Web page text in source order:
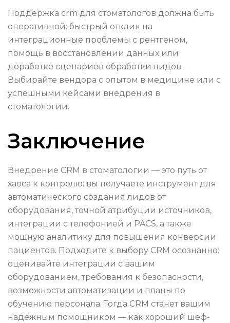
Поддержка crm для стоматологов должна быть
оперативной: быстрый отклик на
интеграционные проблемы с рентгеном,
помощь в восстановлении данных или
доработке сценариев обработки лидов.
Выбирайте вендора с опытом в медицине или с
успешными кейсами внедрения в
стоматологии.
Заключение
Внедрение CRM в стоматологии — это путь от
хаоса к контролю: вы получаете инструмент для
автоматического создания лидов от
оборудования, точной атрибуции источников,
интеграции с телефонией и PACS, а также
мощную аналитику для повышения конверсии
пациентов. Подходите к выбору CRM осознанно:
оценивайте интеграции с вашим
оборудованием, требования к безопасности,
возможности автоматизации и планы по
обучению персонала. Тогда CRM станет вашим
надёжным помощником — как хороший шеф-